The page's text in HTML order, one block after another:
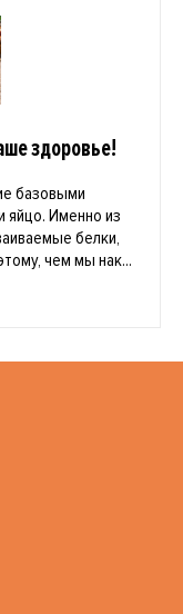
здоровье!
базовыми
яйцо. Именно из
белки,
чем мы нак...